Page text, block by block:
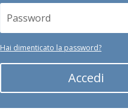
Hai dimenticato la password?
Accedi